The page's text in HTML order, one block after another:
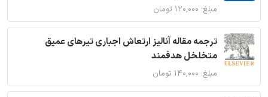
مبلغ: ۱۲۰,۰۰۰ تومان
ترجمه مقاله آنالیز ارتعاش اجباری تیرهای عمیق
متخلخل هدفمند
مبلغ: ۱۴۰,۰۰۰ تومان